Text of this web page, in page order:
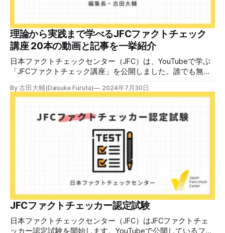
す。 受講生には教材を提供 デマや不確かな情報が蔓延する
中で、自衛策が求められています。「気をつけて」というだ
けでは、対策になりません。最初から騙されたい人はいませ
ん。誰だって気をつけているのに、誤った情
理論から実践まで学べるJFCファクトチェック
講座 20本の動画と記事を一挙紹介
日本ファクトチェックセンター（JFC）は、YouTubeで学ぶ
「JFCファクトチェック講座」を公開しました。誰でも無料
ファクトチェックやメディアリテラシーの知識を学ぶことが
の日本での影響を調べた2万人調査の紹介や、間違った情報
を信じてしまう背景にある人間のバイアス、大規模に拡散す
るSNSアルゴリズムなどを解説しています。 実践編では、画
像や動画や生成AIなど、偽・誤情報をどのように検証したら
良いかをJFCが検証してきた事例から具体的に学びます。
JFCファクトチェッカー認定試験を開始 2024年7月29日か
ら、これらの内容について習熟度を確認するJFCファクトチ
ェッカー認定試験を開始します。誰でもいつでも受験可能で
す（2024年度中は受験料1000円、2025年度から2000円）。
合格者には様々な技能をデジタル証明するオープンバッジ・
ネットワークを活用して、JFCファクトチェッカーの認定証
を発行します。 JFCファクトチェッカー認定試験
By 古田大輔(Daisuke Furuta) 2024年7月30日
JFCファクトチェッカー認定試験
日本ファクトチェックセンター（JFC）はJFCファクトチェ
ッカー認定試験を開始します。YouTubeで公開しているファ